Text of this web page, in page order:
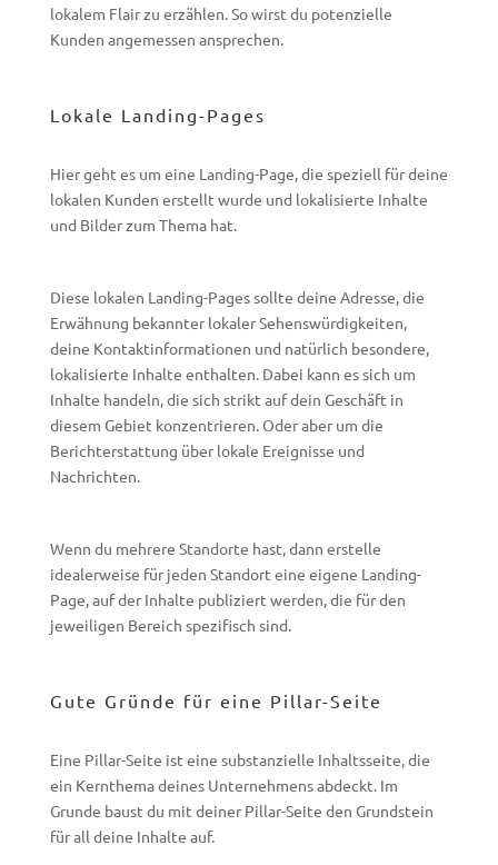
lokalem Flair zu erzählen. So wirst du potenzielle
Kunden angemessen ansprechen.
Lokale Landing-Pages
Hier geht es um eine Landing-Page, die speziell für deine
lokalen Kunden erstellt wurde und lokalisierte Inhalte
und Bilder zum Thema hat.
Diese lokalen Landing-Pages sollte deine Adresse, die
Erwähnung bekannter lokaler Sehenswürdigkeiten,
deine Kontaktinformationen und natürlich besondere,
lokalisierte Inhalte enthalten. Dabei kann es sich um
Inhalte handeln, die sich strikt auf dein Geschäft in
diesem Gebiet konzentrieren. Oder aber um die
Berichterstattung über lokale Ereignisse und
Nachrichten.
Wenn du mehrere Standorte hast, dann erstelle
idealerweise für jeden Standort eine eigene Landing-
Page, auf der Inhalte publiziert werden, die für den
jeweiligen Bereich spezifisch sind.
Gute Gründe für eine Pillar-Seite
Eine Pillar-Seite ist eine substanzielle Inhaltsseite, die
ein Kernthema deines Unternehmens abdeckt. Im
Grunde baust du mit deiner Pillar-Seite den Grundstein
für all deine Inhalte auf.